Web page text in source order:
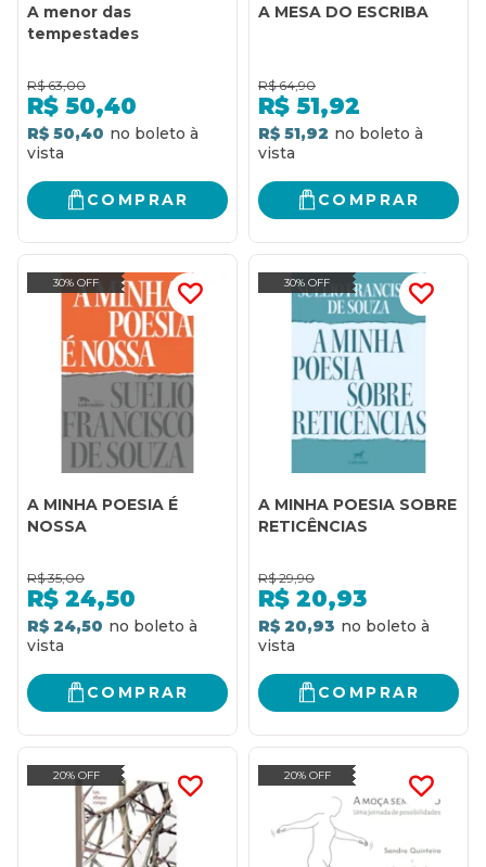
A menor das
tempestades
R$ 63,00
R$ 50,40
R$ 50,40
COMPRAR
A MESA DO ESCRIBA
R$ 64,90
R$ 51,92
R$ 51,92
COMPRAR
30% OFF
A MINHA POESIA É
NOSSA
R$ 35,00
R$ 24,50
R$ 24,50
COMPRAR
30% OFF
A MINHA POESIA SOBRE
RETICÊNCIAS
R$ 29,90
R$ 20,93
R$ 20,93
COMPRAR
20% OFF 20% OFF